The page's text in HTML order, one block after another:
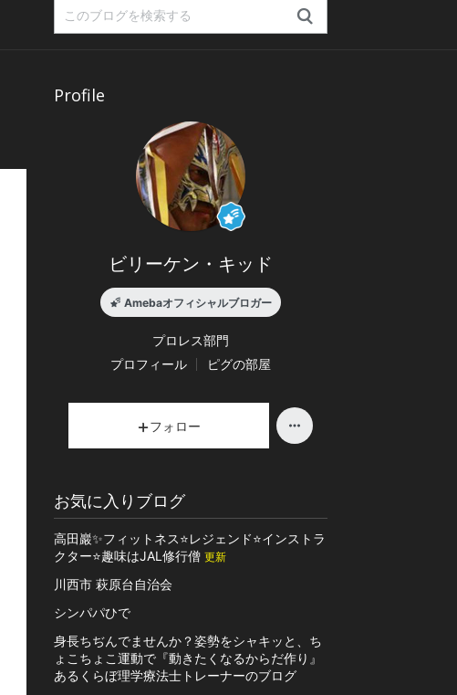
Profile
ビリーケン・キッド
Amebaオフィシャルブロガー
プロレス部門
プロフィール
ピグの部屋
フォロー
お気に入りブログ
高田巖✨フィットネス⭐️レジェンド⭐️インストラ
クター⭐️趣味はJAL修行僧 更新
川西市 萩原台自治会
シンパパひで
身長ちぢんでませんか？姿勢をシャキッと、ち
ょこちょこ運動で『動きたくなるからだ作り』
あるくらぼ理学療法士トレーナーのブログ